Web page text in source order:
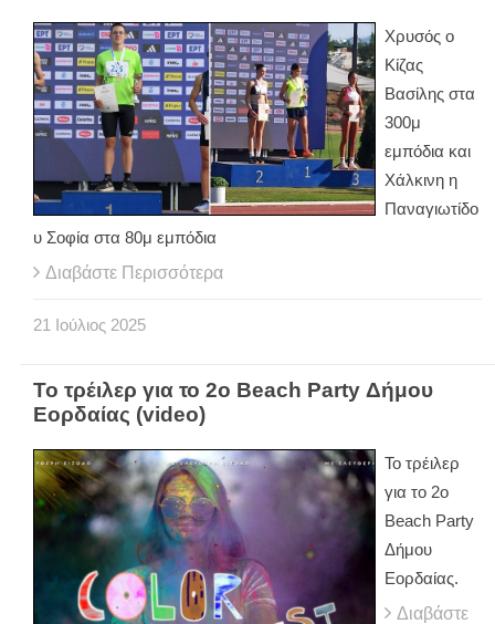
Χρυσός ο
Κίζας
Βασίλης στα
300μ
εμπόδια και
Χάλκινη η
Παναγιωτίδο
υ Σοφία στα 80μ εμπόδια
Διαβάστε Περισσότερα
21 Ιούλιος 2025
Το τρέιλερ για το 2ο Beach Party Δήμου
Εορδαίας (video)
Το τρέιλερ
για το 2ο
Beach Party
Δήμου
Εορδαίας.
Διαβάστε